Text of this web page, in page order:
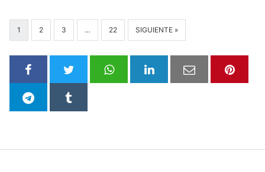
1 2 3 … 22 SIGUIENTE »